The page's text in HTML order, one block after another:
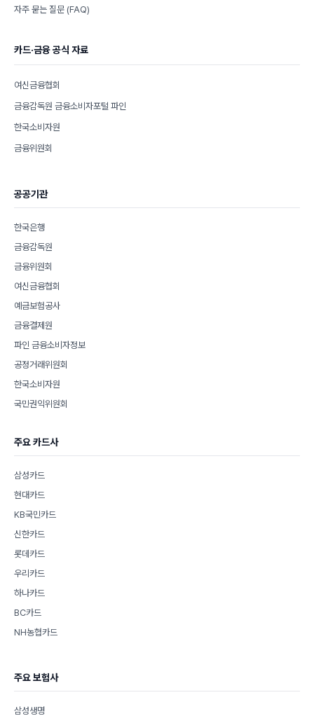
자주 묻는 질문 (FAQ)
카드·금융 공식 자료
여신금융협회
금융감독원 금융소비자포털 파인
한국소비자원
금융위원회
공공기관
한국은행
금융감독원
금융위원회
여신금융협회
예금보험공사
금융결제원
파인 금융소비자정보
공정거래위원회
한국소비자원
국민권익위원회
주요 카드사
삼성카드
현대카드
KB국민카드
신한카드
롯데카드
우리카드
하나카드
BC카드
NH농협카드
주요 보험사
삼성생명